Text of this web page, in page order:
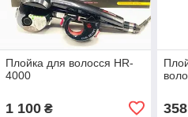
Плойка для волосся HR-
4000
1 100₴ 358